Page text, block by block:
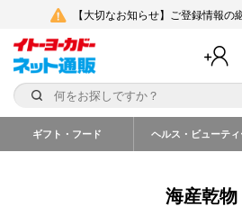
【大切なお知らせ】ご登録情報の
ギフト・フード ヘルス・ビューティ
海産乾物